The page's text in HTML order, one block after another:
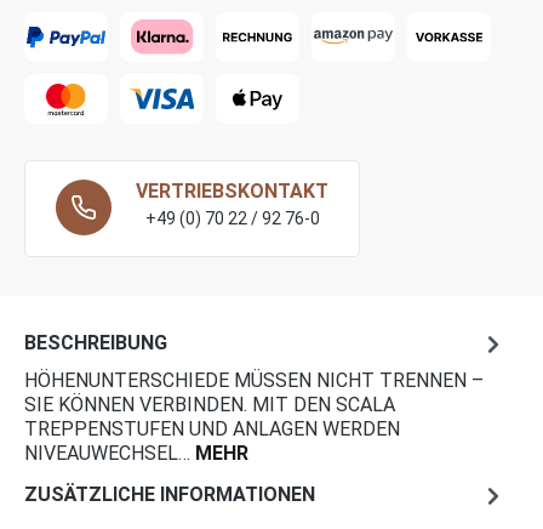
VERTRIEBSKONTAKT
+49 (0) 70 22 / 92 76-0
BESCHREIBUNG
HÖHENUNTERSCHIEDE MÜSSEN NICHT TRENNEN –
SIE KÖNNEN VERBINDEN. MIT DEN SCALA
TREPPENSTUFEN UND ANLAGEN WERDEN
NIVEAUWECHSEL… MEHR
ZUSÄTZLICHE INFORMATIONEN